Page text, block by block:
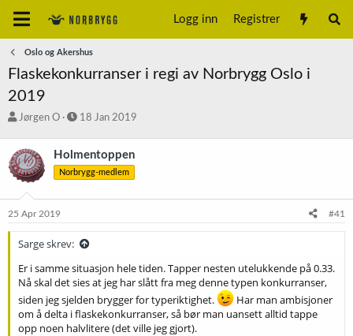
Logg inn Registrer
Oslo og Akershus
Flaskekonkurranser i regi av Norbrygg Oslo i
2019
T
d
s
a
r
t
e
Jørgen O
S
r
t
a
o
18 Jan 2019
Holmentoppen
Norbrygg-medlem
25 Apr 2019 #41
Sarge skrev:
Er i samme situasjon hele tiden. Tapper nesten utelukkende på 0.33.
Nå skal det sies at jeg har slått fra meg denne typen konkurranser,
siden jeg sjelden brygger for typeriktighet.
Har man ambisjoner
om å delta i flaskekonkurranser, så bør man uansett alltid tappe
opp noen halvlitere (det ville jeg gjort).